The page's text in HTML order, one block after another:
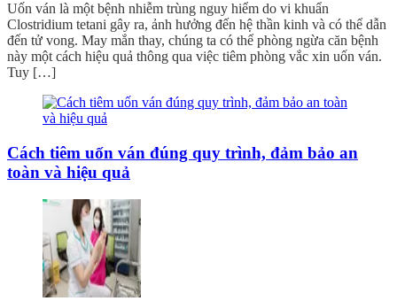
Uốn ván là một bệnh nhiễm trùng nguy hiểm do vi khuẩn
Clostridium tetani gây ra, ảnh hưởng đến hệ thần kinh và có thể dẫn
đến tử vong. May mắn thay, chúng ta có thể phòng ngừa căn bệnh
này một cách hiệu quả thông qua việc tiêm phòng vắc xin uốn ván.
Tuy […]
Cách tiêm uốn ván đúng quy trình, đảm bảo an
toàn và hiệu quả